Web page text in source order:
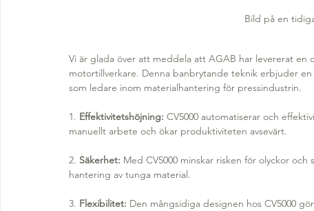
Bild på en
Vi är glada över att meddela att AGAB har levererat en
motortillverkare. Denna banbrytande teknik erbjuder
som ledare inom materialhantering för pressindustrin.
1. Effektivitetshöjning: CV5000 automatiserar och
manuellt arbete och ökar produktiviteten avsevärt.
2. Säkerhet: Med CV5000 minskar risken för olyckor
hantering av tunga material.
3. Flexibilitet: Den mångsidiga designen hos CV5000